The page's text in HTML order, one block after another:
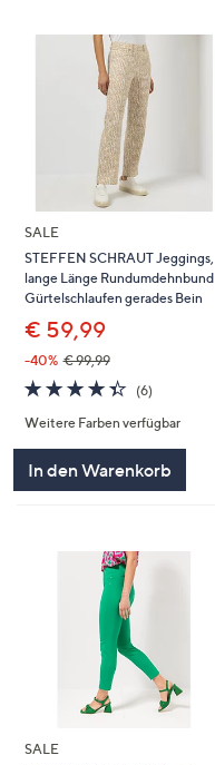
SALE
STEFFEN SCHRAUT Jeggings,
lange Länge Rundumdehnbund
Gürtelschlaufen gerades Bein
€ 59,99
-40% € 99,99
4.3
von
5
(6)6
Weitere Farben verfügbar
In den Warenkorb
SALE